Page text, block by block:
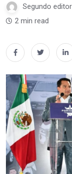
Segundo
2 min read